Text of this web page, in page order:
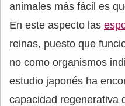
animales más fácil es
En este aspecto las
reinas, puesto que
no como organismos
estudio japonés ha
capacidad regenerativa